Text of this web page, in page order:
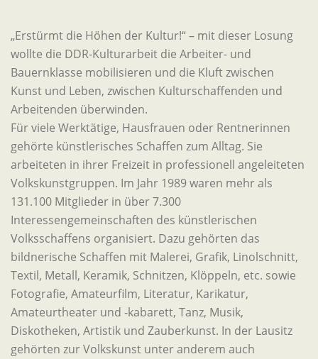
„Erstürmt die Höhen der Kultur!“ – mit dieser Losung
wollte die DDR-Kulturarbeit die Arbeiter- und
Bauernklasse mobilisieren und die Kluft zwischen
Kunst und Leben, zwischen Kulturschaffenden und
Arbeitenden überwinden.
Für viele Werktätige, Hausfrauen oder Rentnerinnen
gehörte künstlerisches Schaffen zum Alltag. Sie
arbeiteten in ihrer Freizeit in professionell angeleiteten
Volkskunstgruppen. Im Jahr 1989 waren mehr als
131.100 Mitglieder in über 7.300
Interessengemeinschaften des künstlerischen
Volksschaffens organisiert. Dazu gehörten das
bildnerische Schaffen mit Malerei, Grafik, Linolschnitt,
Textil, Metall, Keramik, Schnitzen, Klöppeln, etc. sowie
Fotografie, Amateurfilm, Literatur, Karikatur,
Amateurtheater und -kabarett, Tanz, Musik,
Diskotheken, Artistik und Zauberkunst. In der Lausitz
gehörten zur Volkskunst unter anderem auch